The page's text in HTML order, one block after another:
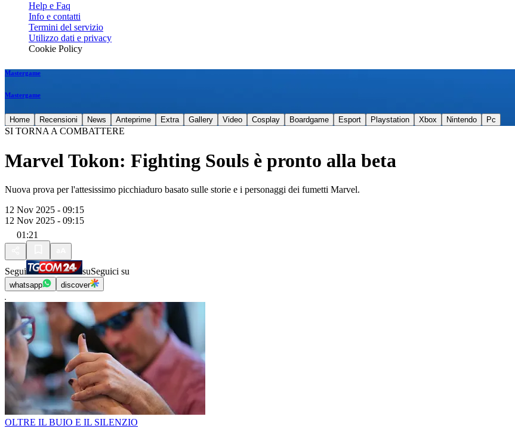
Help e Faq
Info e contatti
Termini del servizio
Utilizzo dati e privacy
Cookie Policy
Mastergame
Mastergame
Home Recensioni News Anteprime Extra Gallery Video Cosplay Boardgame Esport Playstation Xbox Nintendo Pc
SI TORNA A COMBATTERE
Marvel Tokon: Fighting Souls è pronto alla beta
Nuova prova per l'attesissimo picchiaduro basato sulle storie e i personaggi dei fumetti Marvel.
12 Nov 2025 - 09:15
12 Nov 2025 - 09:15
01:21
Segui suSeguici su
whatsapp discover
OLTRE IL BUIO E IL SILENZIO